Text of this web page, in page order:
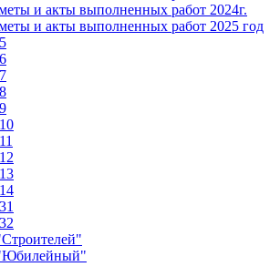
и акты выполненных работ 2024г.
и акты выполненных работ 2025 год